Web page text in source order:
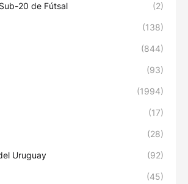
20 de Fútsal (2)
(138)
(844)
(93)
(1994)
(17)
(28)
Uruguay (92)
(45)